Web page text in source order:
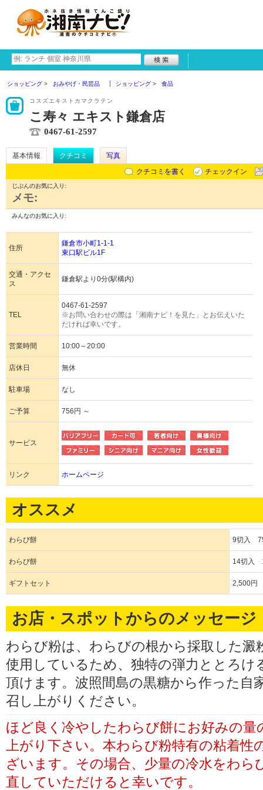
ショッピング おみやげ・民芸品 ショッピング 食品
コスズエキストカマクラテン
こ寿々 エキスト鎌倉店
0467-61-2597
基本情報 クチコミ
写真
クチコミを書く
チェックイン
じぶんのお気に入り:
メモ:
みんなのお気に入り:
住所
鎌倉市小町1-1-1
東口駅ビル1F
交通・アクセ
ス
鎌倉駅より0分(駅構内)
TEL
0467-61-2597
※お問い合わせの際は「湘南ナビ！を見た」とお伝えいた
だければ幸いです。
営業時間 10:00～20:00
店休日 無休
駐車場 なし
ご予算 756円 ～
サービス
リンク ホームページ
オススメ
わらび餅 9切入
わらび餅 14切入
ギフトセット 2,500円
お店・スポットからのメッセージ
わらび粉は、わらびの根から採取した澱
使用しているため、独特の弾力ととろけ
頂けます。波照間島の黒糖から作った自
召し上がりください。
ほど良く冷やしたわらび餅にお好みの
上がり下さい。本わらび粉特有の粘着
ざいます。その場合、少量の冷水をわ
直していただけると幸いです。